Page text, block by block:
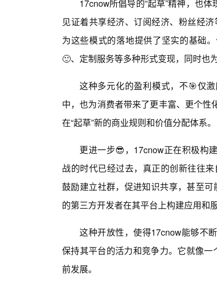
17cnow所倡导的“起草”精神，也
见证着共享经济、订阅经济、粉丝经
为这些模式的落地提供了坚实的基础
🙂、定制服务等多种形式变现，同时也
这种多元化的盈利模式，不🎯仅
中，也为消费者带来了更丰富、更个性
在“起草”新的商业规则和价值分配体系。
更进一步😎，17cnow正在积极构
战的时代已经过去，真正的创新往往
鼓励建立社群，促进知识共享，甚至
的第三方开发者在其平台上构建应用和
这种开放性，使得17cnow能够不
保持其平台的活力和竞争力。它就像
前发展。